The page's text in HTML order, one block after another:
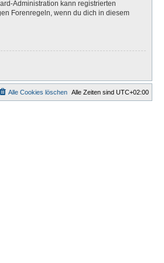
Administration kann registrierten
Forenregeln, wenn du dich in diesem
Alle Zeiten sind UTC+02:00
Alle Cookies löschen